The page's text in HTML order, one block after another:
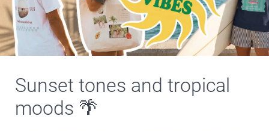
Sunset tones and tropical
moods 🌴